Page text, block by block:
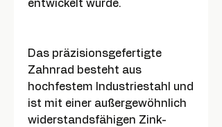
entwickelt wurde.
Das präzisionsgefertigte
Zahnrad besteht aus
hochfestem Industriestahl und
ist mit einer außergewöhnlich
widerstandsfähigen Zink-